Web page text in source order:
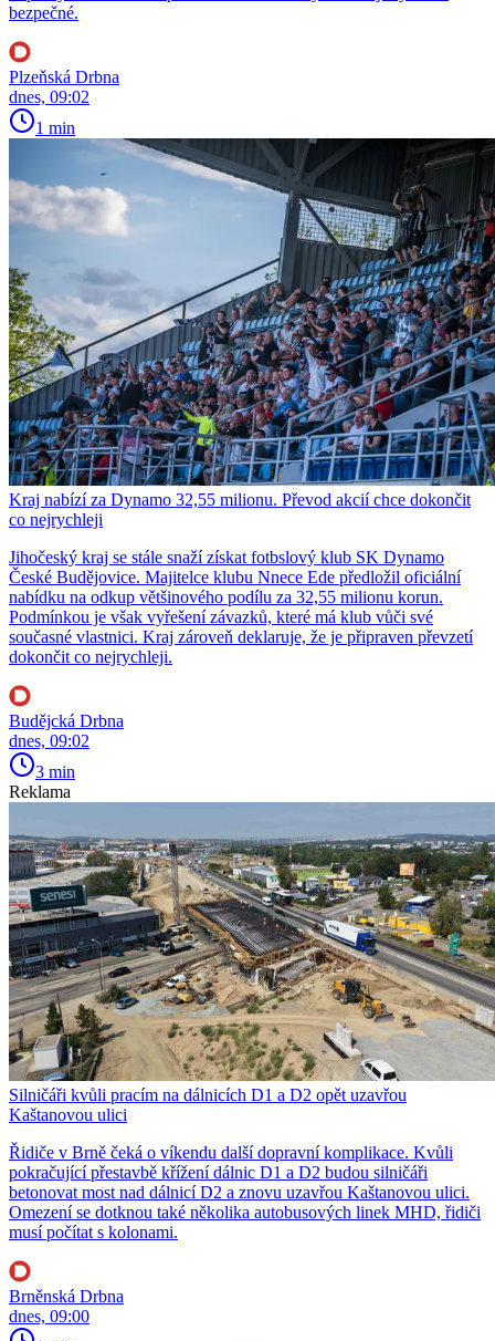
bezpečné.
Plzeňská Drbna
dnes, 09:02
1 min
Kraj nabízí za Dynamo 32,55 milionu. Převod akcií chce dokončit
co nejrychleji
Jihočeský kraj se stále snaží získat fotbslový klub SK Dynamo
České Budějovice. Majitelce klubu Nnece Ede předložil oficiální
nabídku na odkup většinového podílu za 32,55 milionu korun.
Podmínkou je však vyřešení závazků, které má klub vůči své
současné vlastnici. Kraj zároveň deklaruje, že je připraven převzetí
dokončit co nejrychleji.
Budějcká Drbna
dnes, 09:02
3 min
Reklama
Silničáři kvůli pracím na dálnicích D1 a D2 opět uzavřou
Kaštanovou ulici
Řidiče v Brně čeká o víkendu další dopravní komplikace. Kvůli
pokračující přestavbě křížení dálnic D1 a D2 budou silničáři
betonovat most nad dálnicí D2 a znovu uzavřou Kaštanovou ulici.
Omezení se dotknou také několika autobusových linek MHD, řidiči
musí počítat s kolonami.
Brněnská Drbna
dnes, 09:00